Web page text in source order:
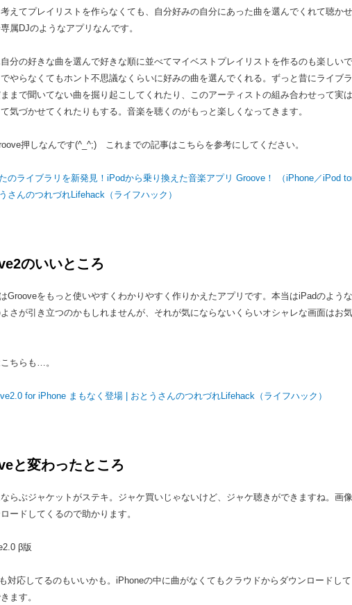
えてプレイリストを作らなくても、自分好みの自分にあった曲を選んでくれて聴か
属DJのようなアプリなんです。
分の好きな曲を選んで好きな順に並べてマイベストプレイリストを作るのも楽しい
やらなくてもホント不思議なくらいに好みの曲を選んでくれる。ずっと昔にライブ
まで聞いてない曲を掘り起こしてくれたり、このアーティストの組み合わせって実
気づかせてくれたりもする。音楽を聴くのがもっと楽しくなってきます。
押しなんです(^_^;) これまでの記事はこちらを参考にしてください。
のライブラリを新発見！iPodから乗り換えた音楽アプリ Groove！ （iPhone／iPod
さんのつれづれLifehack（ライフハック）
のいいところ
Grooveをもっと使いやすくわかりやすく作りかえたアプリです。本当はiPadのよう
さが引き立つのかもしれませんが、それが気にならないくらいオシャレな画面はお
ちらも…。
for iPhone まもなく登場 | おとうさんのつれづれLifehack（ライフハック）
と変わったところ
らぶジャケットがステキ。ジャケ買いじゃないけど、ジャケ聴きができますね。画
ードしてくるので助かります。
対応してるのもいいかも。iPhoneの中に曲がなくてもクラウドからダウンロードして
ます。